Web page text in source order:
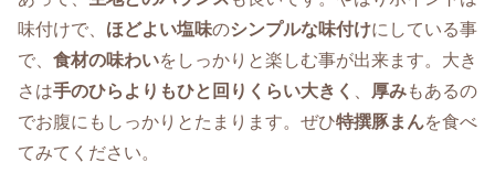
味付けで、 ほどよい塩味のシンプルな味付けにしている事
で、 食材の味わいをしっかりと楽しむ事が出来ます。大き
さは手のひらよりもひと回りくらい大きく 厚みもあるの
でお腹にもしっかりとたまります。ぜひ特撰豚まんを食べ
てみてください。